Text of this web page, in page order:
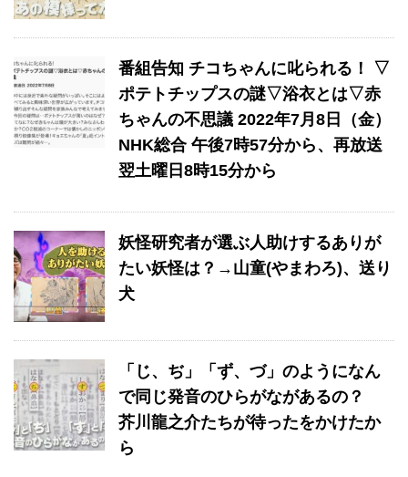
番組告知 チコちゃんに叱られる！ ▽
ポテトチップスの謎▽浴衣とは▽赤
ちゃんの不思議 2022年7月8日（金）
NHK総合 午後7時57分から、再放送
翌土曜日8時15分から
妖怪研究者が選ぶ人助けするありが
たい妖怪は？→山童(やまわろ)、送り
犬
「じ、ぢ」「ず、づ」のようになん
で同じ発音のひらがながあるの？
芥川龍之介たちが待ったをかけたか
ら